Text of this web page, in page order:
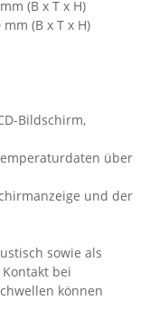
(B x T x H)
(B x T x H)
Bildschirm,
über
und der
sowie als
bei
können